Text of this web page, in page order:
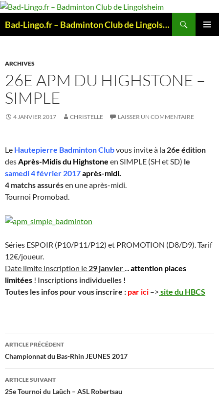
Aller
contenu
Bad-Lingo.fr – Badminton Club de Lingolsheim
ARCHIVES
26E APM DU HIGHSTONE –
SIMPLE
4 JANVIER 2017 CHRISTELLE LAISSER UN COMMENTAIRE
Le Hautepierre Badminton Clubvous invite à la 26e édition
desAprès-Midis du Highstone en SIMPLE (SH et SD) le
samedi 4 février 2017après-midi.
4 matchs assurésen une après-midi.
Tournoi Promobad.
Séries ESPOIR (P10/P11/P12) et PROMOTION (D8/D9). Tarif
12€/joueur.
Date limite inscription le 29 janvier...attention places
limitées ! Inscriptions individuelles !
Toutes les infos pour vous inscrire : par ici –> site du HBCS
Navigation
des
articles
ARTICLE PRÉCÉDENT
Championnat du Bas-Rhin JEUNES 2017
ARTICLE SUIVANT
25e Tournoi du Laüch – ASL Robertsau